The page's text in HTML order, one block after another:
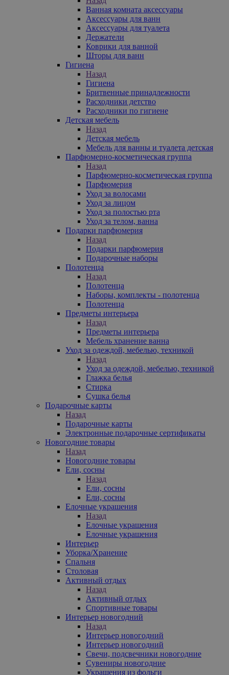
Ванная комната аксессуары
Аксессуары для ванн
Аксессуары для туалета
Держатели
Коврики для ванной
Шторы для ванн
Гигиена
Назад
Гигиена
Бритвенные принадлежности
Расходники детство
Расходники по гигиене
Детская мебель
Назад
Детская мебель
Мебель для ванны и туалета детская
Парфюмерно-косметическая группа
Назад
Парфюмерно-косметическая группа
Парфюмерия
Уход за волосами
Уход за лицом
Уход за полостью рта
Уход за телом, ванна
Подарки парфюмерия
Назад
Подарки парфюмерия
Подарочные наборы
Полотенца
Назад
Полотенца
Наборы, комплекты - полотенца
Полотенца
Предметы интерьера
Назад
Предметы интерьера
Мебель хранение ванна
Уход за одеждой, мебелью, техникой
Назад
Уход за одеждой, мебелью, техникой
Глажка белья
Стирка
Сушка белья
Подарочные карты
Назад
Подарочные карты
Электронные подарочные сертификаты
Новогодние товары
Назад
Новогодние товары
Ели, сосны
Назад
Ели, сосны
Ели, сосны
Елочные украшения
Назад
Елочные украшения
Елочные украшения
Интерьер
Уборка/Хранение
Спальня
Столовая
Активный отдых
Назад
Активный отдых
Спортивные товары
Интерьер новогодний
Назад
Интерьер новогодний
Интерьер новогодний
Свечи, подсвечники новогодние
Сувениры новогодние
Украшения из фольги